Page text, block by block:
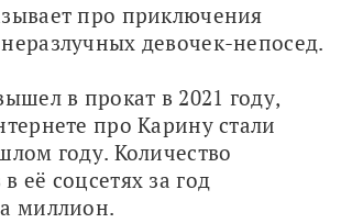
про приключения
в прокат в 2021 году,
про Карину стали
году. Количество
её соцсетях за год
миллион.